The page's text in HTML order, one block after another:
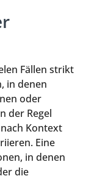
Fällen strikt
in denen
oder
der Regel
Kontext
Eine
in denen
die